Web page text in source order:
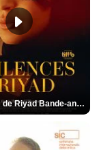
Les Silences de Riyad Bande-annonce VO STFR